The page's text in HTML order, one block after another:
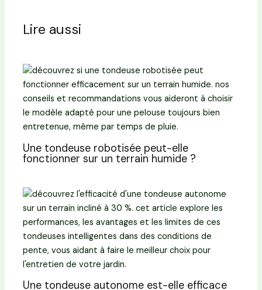
Lire aussi
Une tondeuse robotisée peut-elle
fonctionner sur un terrain humide ?
Une tondeuse autonome est-elle efficace